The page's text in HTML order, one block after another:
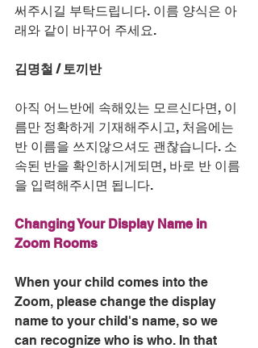
써주시길 부탁드립니다. 이름 양식은 아
래와 같이 바꾸어 주세요.
김명철 / 토끼반
아직 어느반에 속해있는 모르신다면, 이
름만 정확하게 기재해주시고, 처음에는
반 이름을 쓰지않으셔도 괜찮습니다. 소
속된 반을 확인하시게되면, 바로 반 이름
을 입력해주시면 됩니다.
Changing Your Display Name in
Zoom Rooms
When your child comes into the
Zoom, please change the display
name to your child's name, so we
can recognize who is who. In that